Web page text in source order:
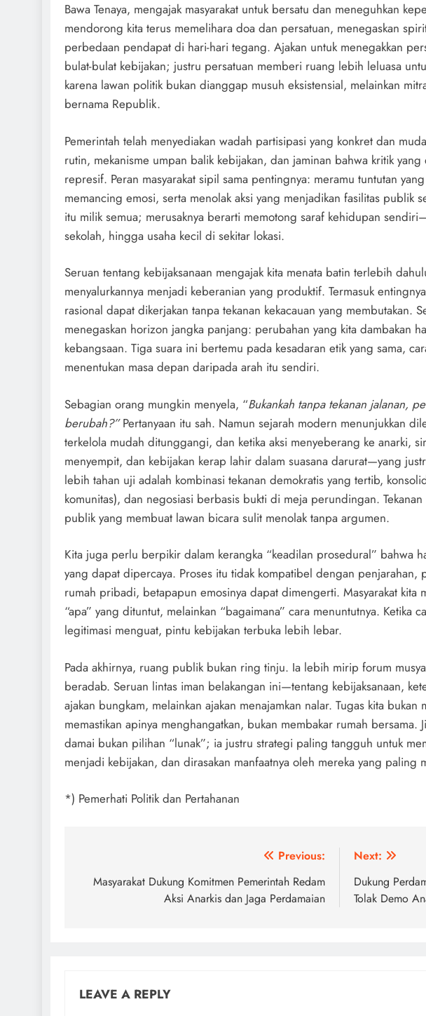
Bawa Tenaya, mengajak masyarakat untuk bersatu dan meneguhkan
mendorong kita terus memelihara doa dan persatuan, menegaskan
perbedaan pendapat di hari-hari tegang. Ajakan untuk menegakkan
bulat-bulat kebijakan; justru persatuan memberi ruang lebih leluasa
karena lawan politik bukan dianggap musuh eksistensial, melainkan
bernama Republik.
Pemerintah telah menyediakan wadah partisipasi yang konkret dan
rutin, mekanisme umpan balik kebijakan, dan jaminan bahwa kritik
represif. Peran masyarakat sipil sama pentingnya: meramu tuntutan
memancing emosi, serta menolak aksi yang menjadikan fasilitas publik
itu milik semua; merusaknya berarti memotong saraf kehidupan
sekolah, hingga usaha kecil di sekitar lokasi.
Seruan tentang kebijaksanaan mengajak kita menata batin terlebih
menyalurkannya menjadi keberanian yang produktif. Termasuk
rasional dapat dikerjakan tanpa tekanan kekacauan yang membutakan.
menegaskan horizon jangka panjang: perubahan yang kita dambakan
kebangsaan. Tiga suara ini bertemu pada kesadaran etik yang sama,
menentukan masa depan daripada arah itu sendiri.
Sebagian orang mungkin menyela, “Bukankah tanpa tekanan jalanan,
berubah?”Pertanyaan itu sah. Namun sejarah modern menunjukkan
terkelola mudah ditunggangi, dan ketika aksi menyeberang ke anarki,
menyempit, dan kebijakan kerap lahir dalam suasana darurat—yang
lebih tahan uji adalah kombinasi tekanan demokratis yang tertib,
komunitas), dan negosiasi berbasis bukti di meja perundingan.
publik yang membuat lawan bicara sulit menolak tanpa argumen.
Kita juga perlu berpikir dalam kerangka “keadilan prosedural” bahwa
yang dapat dipercaya. Proses itu tidak kompatibel dengan penjarahan,
rumah pribadi, betapapun emosinya dapat dimengerti. Masyarakat kita
“apa” yang dituntut, melainkan “bagaimana” cara menuntutnya. Ketika
legitimasi menguat, pintu kebijakan terbuka lebih lebar.
Pada akhirnya, ruang publik bukan ring tinju. Ia lebih mirip forum
beradab. Seruan lintas iman belakangan ini—tentang kebijaksanaan,
ajakan bungkam, melainkan ajakan menajamkan nalar. Tugas kita
memastikan apinya menghangatkan, bukan membakar rumah bersama.
damai bukan pilihan “lunak”; ia justru strategi paling tangguh untuk
menjadi kebijakan, dan dirasakan manfaatnya oleh mereka yang paling
*) Pemerhati Politik dan Pertahanan
navigation
Previous:
Masyarakat Dukung Komitmen Pemerintah Redam
Aksi Anarkis dan Jaga Perdamaian
Next:
Dukung
Tolak Demo
LEAVE A REPLY